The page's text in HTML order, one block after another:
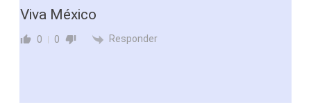
Viva México
0 0 Responder